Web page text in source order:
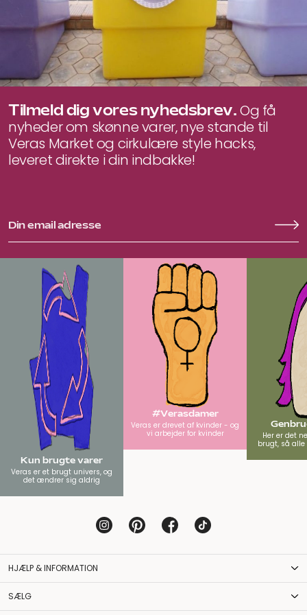
Tilmeld dig vores nyhedsbrev.Og få
nyheder om skønne varer, nye stande til
Veras Market og cirkulære style hacks,
leveret direkte i din indbakke!
Kun brugte varer
Veras er et brugt univers, og
det ændrer sig aldrig
#Verasdamer
Veras er drevet af kvinder - og
vi arbejder for kvinder
Her er det
brugt, så
HJÆLP & INFORMATION
SÆLG